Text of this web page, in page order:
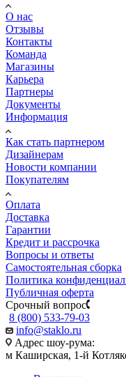
О нас
Отзывы
Контакты
Команда
Магазины
Карьера
Партнеры
Документы
Информация
Как стать партнером
Дизайнерам
Новости компании
Покупателям
Оплата
Доставка
Гарантии
Кредит и рассрочка
Вопросы и ответы
Самостоятельная сборка
Политика
Публичная оферта
Срочный вопрос
8 (800) 533-79-03
info@staklo.ru
Адрес шоу-рума:
м Каширская, 1-й